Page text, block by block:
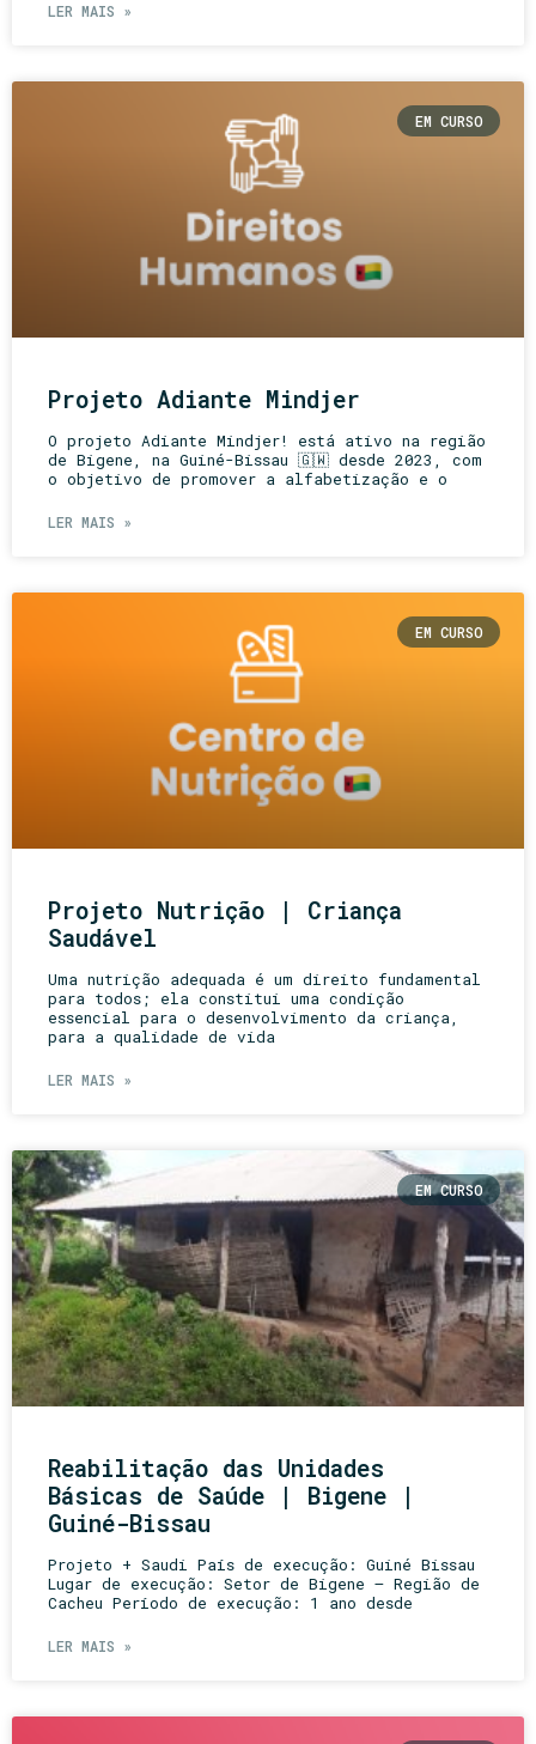
LER MAIS »
EM CURSO
Projeto Adiante Mindjer
O projeto Adiante Mindjer! está ativo na região
de Bigene, na Guiné-Bissau 🇬🇼 desde 2023, com
o objetivo de promover a alfabetização e o
LER MAIS »
EM CURSO
Projeto Nutrição | Criança
Saudável
Uma nutrição adequada é um direito fundamental
para todos; ela constitui uma condição
essencial para o desenvolvimento da criança,
para a qualidade de vida
LER MAIS »
EM CURSO
Reabilitação das Unidades
Básicas de Saúde | Bigene |
Guiné-Bissau
Projeto + Saudi País de execução: Guiné Bissau
Lugar de execução: Setor de Bigene – Região de
Cacheu Período de execução: 1 ano desde
LER MAIS »